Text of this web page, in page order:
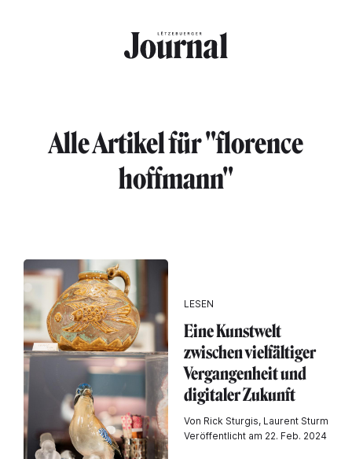
Alle Artikel für "florence
hoffmann"
LESEN
Eine Kunstwelt
zwischen vielfältiger
Vergangenheit und
digitaler Zukunft
Von Rick Sturgis, Laurent Sturm
Veröffentlicht am 22. Feb. 2024